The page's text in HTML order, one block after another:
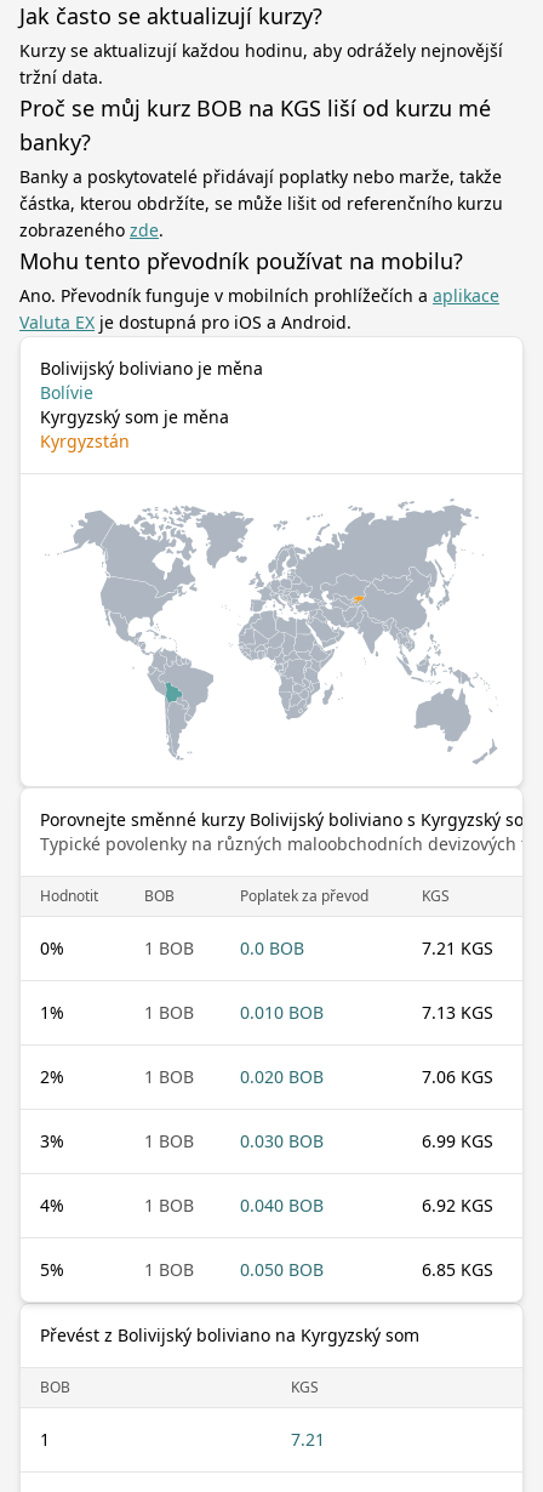
Jak často se aktualizují kurzy?
Kurzy se aktualizují každou hodinu, aby odrážely nejnovější
tržní data.
Proč se můj kurz BOB na KGS liší od kurzu mé
banky?
Banky a poskytovatelé přidávají poplatky nebo marže, takže
částka, kterou obdržíte, se může lišit od referenčního kurzu
zobrazeného zde.
Mohu tento převodník používat na mobilu?
Ano. Převodník funguje v mobilních prohlížečích a aplikace
Valuta EX je dostupná pro iOS a Android.
Bolivijský boliviano je měna
Bolívie
Kyrgyzský som je měna
Kyrgyzstán
Porovnejte směnné kurzy Bolivijský boliviano s Kyrgyzský som
Typické povolenky na různých maloobchodních devizových
Hodnotit BOB Poplatek za převod KGS
0% 1 BOB 0.0 BOB 7.21 KGS
1% 1 BOB 0.010 BOB 7.13 KGS
2% 1 BOB 0.020 BOB 7.06 KGS
3% 1 BOB 0.030 BOB 6.99 KGS
4% 1 BOB 0.040 BOB 6.92 KGS
5% 1 BOB 0.050 BOB 6.85 KGS
Převést z Bolivijský boliviano na Kyrgyzský som
BOB KGS
1 7.21